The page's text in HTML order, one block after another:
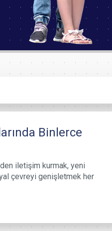
Binlerce
iletişim kurmak, yeni
çevreyi genişletmek her